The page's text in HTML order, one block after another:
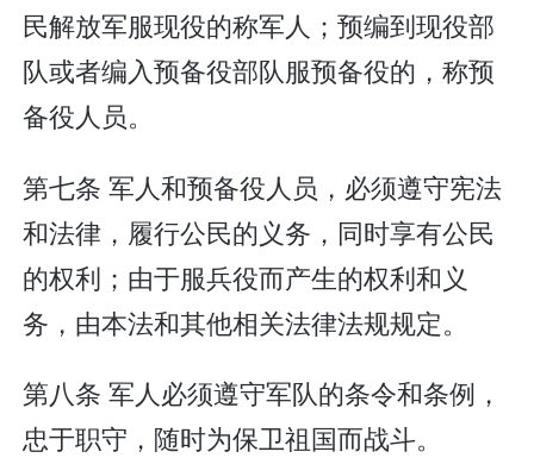
民解放军服现役的称军人；预编到现役部
队或者编入预备役部队服预备役的，称预
备役人员。
第七条 军人和预备役人员，必须遵守宪法
和法律，履行公民的义务，同时享有公民
的权利；由于服兵役而产生的权利和义
务，由本法和其他相关法律法规规定。
第八条 军人必须遵守军队的条令和条例，
忠于职守，随时为保卫祖国而战斗。